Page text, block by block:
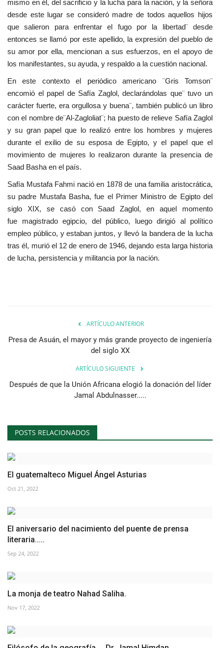
Los colaboradores
Los patrocinios
Lengua
English Swahili español
French Arabic
mismo en él, del sacrificio y la lucha para la nación, y la señora
desde este lugar se consideró madre de todos aquellos hijos
que salieron para enfrentar el fugo por la libertad¨ desde
entonces se llamó por este apellido, la expresión del pueblo de
su amor por ella, mencionan a sus esfuerzos, en el apoyo de
los manifestantes, su ayuda, y respaldo a la cuestión nacional.
En este contexto el periódico americano ¨Gris Tomson¨
encomió el papel de Safía Zaglol, declarándolas que¨ tuvo un
carácter fuerte, era orgullosa y buena¨, también publicó un libro
con el nombre de¨Al-Zagloliat¨; ha puesto de relieve Safía Zaglol
y su gran papel que lo realizó entre los hombres y mujeres
durante el exilio de su esposa de Egipto, y el papel que el
movimiento de mujeres lo realizaron durante la presencia de
Saad Basha en el país.
Safía Mustafa Fahmi nació en 1878 de una familia aristocrática,
su padre Mustafa Basha, fue el Primer Ministro de Egipto del
siglo XIX, se casó con Saad Zaglol, en aquel momento
fue magistrado egipcio, del público, luego dirigió al político
empleo público, y estaban juntos, y llevó la bandera de la lucha
tras él, murió el 12 de enero de 1946, dejando esta larga historia
de lucha, persistencia y militancia por la nación.
ARTÍCULO ANTERIOR
Presa de Asuán, el mayor y más grande proyecto de ingeniería
del siglo XX
ARTÍCULO SIGUIENTE
Después de que la Unión Africana elogió la donación del líder
Jamal Abdulnasser.....
POSTS RELACIONADOS
El guatemalteco Miguel Ángel Asturias
Oct 21, 2022
El aniversario del nacimiento del puente de prensa
literaria.....
Sep 24, 2022
La monja de teatro Nahad Saliha.
Nov 17, 2022